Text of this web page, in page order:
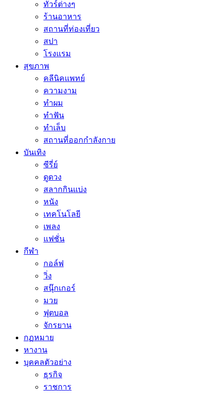
ทัวร์ต่างๆ
ร้านอาหาร
สถานที่ท่องเที่ยว
สปา
โรงแรม
สุขภาพ
คลีนิคแพทย์
ความงาม
ทำผม
ทำฟัน
ทำเล็บ
สถานที่ออกกำลังกาย
บันเทิง
ซีรี่ย์
ดูดวง
สลากกินแบ่ง
หนัง
เทคโนโลยี
เพลง
แฟชั่น
กีฬา
กอล์ฟ
วิ่ง
สนุ๊กเกอร์
มวย
ฟุตบอล
จักรยาน
กฏหมาย
หางาน
บุคคลตัวอย่าง
ธุรกิจ
ราชการ